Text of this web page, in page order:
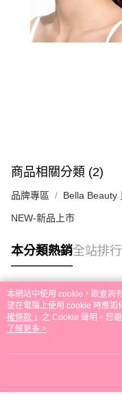
商品相關分類 (2)
品牌專區 Bella Beauty
NEW-新品上市
本分類熱銷全站排行
熱門標籤
本網站中使用 cookie，欲查詢
望在電腦上使用 cookie 時應如
權條款 」之 Cookie 聲明。您
用條款之 Cookie 聲明使用
了解更多 >